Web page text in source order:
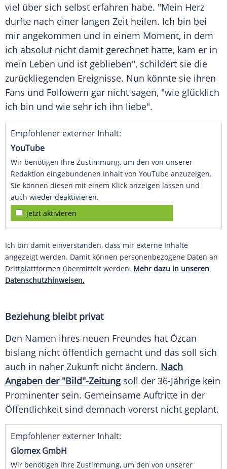
viel über sich selbst erfahren habe. "Mein Herz
durfte nach einer langen Zeit heilen. Ich bin bei
mir angekommen und in einem Moment, in dem
ich absolut nicht damit gerechnet hatte, kam er in
mein Leben und ist geblieben", schildert sie die
zurückliegenden Ereignisse. Nun könnte sie ihren
Fans und Followern gar nicht sagen, "wie glücklich
ich bin und wie sehr ich ihn liebe".
Empfohlener externer Inhalt:
YouTube
Wir benötigen Ihre Zustimmung, um den von unserer
Redaktion eingebundenen Inhalt von YouTube anzuzeigen.
Sie können diesen mit einem Klick anzeigen lassen und
auch wieder deaktivieren.
jetzt aktivieren
Ich bin damit einverstanden, dass mir externe Inhalte
angezeigt werden. Damit können personenbezogene Daten an
Drittplattformen übermittelt werden. Mehr dazu in unseren
Datenschutzhinweisen.
Beziehung bleibt privat
Den Namen ihres neuen Freundes hat Özcan
bislang nicht öffentlich gemacht und das soll sich
auch in naher Zukunft nicht ändern. Nach
Angaben der "Bild"-Zeitungsoll der 36-Jährige kein
Prominenter sein. Gemeinsame Auftritte in der
Öffentlichkeit sind demnach vorerst nicht geplant.
Empfohlener externer Inhalt:
Glomex GmbH
Wir benötigen Ihre Zustimmung, um den von unserer